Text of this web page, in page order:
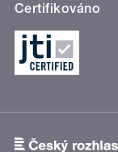
Certifikováno